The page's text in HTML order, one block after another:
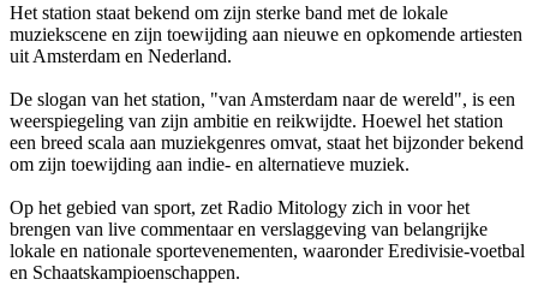
Het station staat bekend om zijn sterke band met de lokale
muziekscene en zijn toewijding aan nieuwe en opkomende artiesten
uit Amsterdam en Nederland.
De slogan van het station, "van Amsterdam naar de wereld", is een
weerspiegeling van zijn ambitie en reikwijdte. Hoewel het station
een breed scala aan muziekgenres omvat, staat het bijzonder bekend
om zijn toewijding aan indie- en alternatieve muziek.
Op het gebied van sport, zet Radio Mitology zich in voor het
brengen van live commentaar en verslaggeving van belangrijke
lokale en nationale sportevenementen, waaronder Eredivisie-voetbal
en Schaatskampioenschappen.